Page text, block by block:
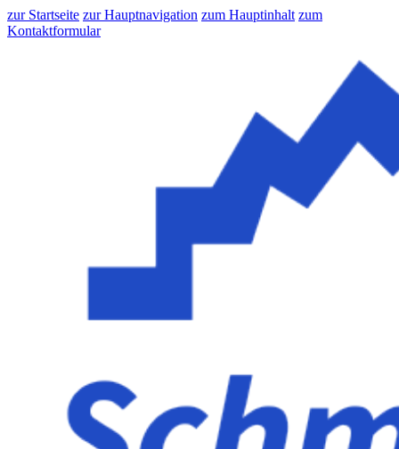
zur Startseite zur Hauptnavigation zum Hauptinhalt zum
Kontaktformular